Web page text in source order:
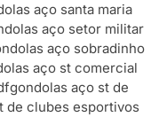
aço santa maria
aço setor militar
aço sobradinho
aço st comercial
gondolas aço st de
de clubes esportivos